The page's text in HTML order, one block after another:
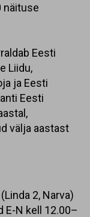
näituse
Eesti
Liidu,
ja Eesti
Eesti
välja aastast
2, Narva)
E-N kell 12.00–